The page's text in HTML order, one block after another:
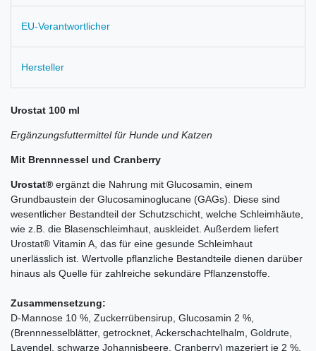
EU-Verantwortlicher
Hersteller
Urostat 100 ml
Ergänzungsfuttermittel für Hunde und Katzen
Mit Brennnessel und Cranberry
Urostat® ergänzt die Nahrung mit Glucosamin, einem
Grundbaustein der Glucosaminoglucane (GAGs). Diese sind
wesentlicher Bestandteil der Schutzschicht, welche Schleimhäute,
wie z.B. die Blasenschleimhaut, auskleidet. Außerdem liefert
Urostat® Vitamin A, das für eine gesunde Schleimhaut
unerlässlich ist. Wertvolle pflanzliche Bestandteile dienen darüber
hinaus als Quelle für zahlreiche sekundäre Pflanzenstoffe.
Zusammensetzung:
D-Mannose 10 %, Zuckerrübensirup, Glucosamin 2 %,
(Brennnesselblätter, getrocknet, Ackerschachtelhalm, Goldrute,
Lavendel, schwarze Johannisbeere, Cranberry) mazeriert je 2 %,